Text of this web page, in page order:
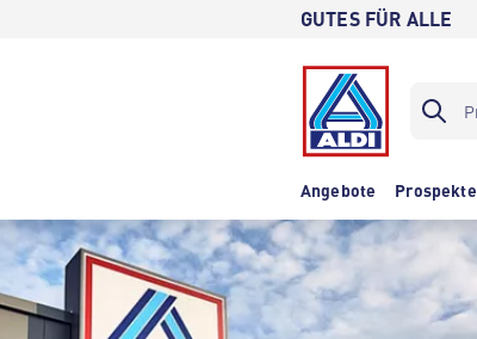
GUTES FÜR ALLE
Angebote Prospekte